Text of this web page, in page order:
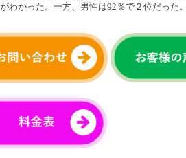
わかった。一方、男性は92％で２位だった。